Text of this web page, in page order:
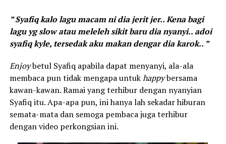
” Syafiq kalo lagu macam ni dia jerit jer.. Kena bagi
lagu yg slow atau meleleh sikit baru dia nyanyi.. adoi
syafiq kyle, tersedak aku makan dengar dia karok.. ”
Enjoybetul Syafiq apabila dapat menyanyi, ala-ala
membaca pun tidak mengapa untukhappybersama
kawan-kawan. Ramai yang terhibur dengan nyanyian
Syafiq itu. Apa-apa pun, ini hanya lah sekadar hiburan
semata-mata dan semoga pembaca juga terhibur
dengan video perkongsian ini.